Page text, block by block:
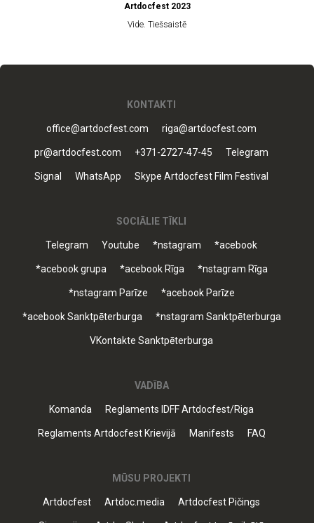
Artdocfest 2023
Vide. Tiešsaistē
KONTAKTI
office@artdocfest.com riga@artdocfest.com
pr@artdocfest.com +371-2727-47-45 Telegram
Signal WhatsApp Skype Artdocfest Film Festival
SOCIĀLIE TĪKLI
Telegram Youtube *nstagram *acebook
*acebook grupa *acebook Rīga *nstagram Rīga
*nstagram Parīze *acebook Parīze
*acebook Sanktpēterburga *nstagram Sanktpēterburga
VKontakte Sanktpēterburga
VADĪBA
Komanda Reglaments IDFF Artdocfest/Riga
Reglaments Artdocfest Krievijā Manifests FAQ
MŪSU PROJEKTI
Artdocfest Artdoc.media Artdocfest Pičings